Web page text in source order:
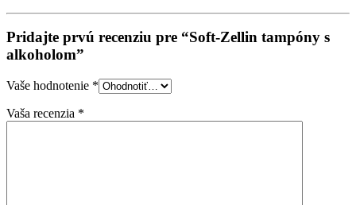
Pridajte prvú recenziu pre “Soft-Zellin tampóny s
alkoholom”
Vaše hodnotenie *
Vaša recenzia *